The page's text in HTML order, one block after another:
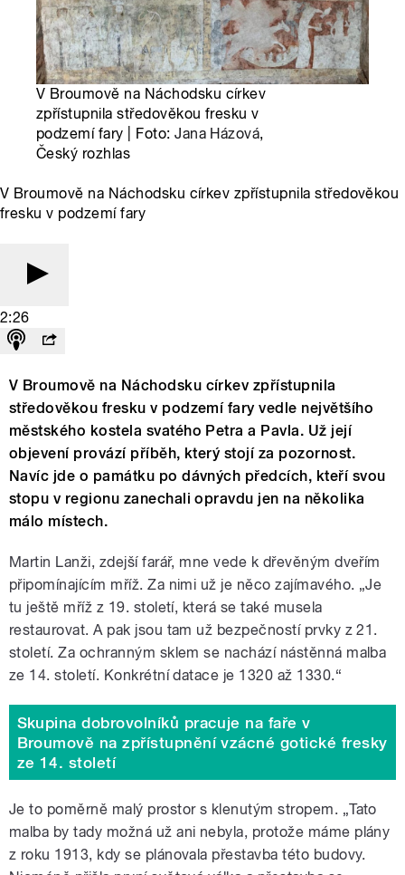
V Broumově na Náchodsku církev
zpřístupnila středověkou fresku v
podzemí fary | Foto:Jana Házová,
Český rozhlas
V Broumově na Náchodsku církev zpřístupnila středověkou
fresku v podzemí fary
2:26
V Broumově na Náchodsku církev zpřístupnila
středověkou fresku v podzemí fary vedle největšího
městského kostela svatého Petra a Pavla. Už její
objevení provází příběh, který stojí za pozornost.
Navíc jde o památku po dávných předcích, kteří svou
stopu v regionu zanechali opravdu jen na několika
málo místech.
Martin Lanži, zdejší farář, mne vede k dřevěným dveřím
připomínajícím mříž. Za nimi už je něco zajímavého. „Je
tu ještě mříž z 19. století, která se také musela
restaurovat. A pak jsou tam už bezpečností prvky z 21.
století. Za ochranným sklem se nachází nástěnná malba
ze 14. století. Konkrétní datace je 1320 až 1330.“
Skupina dobrovolníků pracuje na faře v
Broumově na zpřístupnění vzácné gotické fresky
ze 14. století
Je to poměrně malý prostor s klenutým stropem. „Tato
malba by tady možná už ani nebyla, protože máme plány
z roku 1913, kdy se plánovala přestavba této budovy.